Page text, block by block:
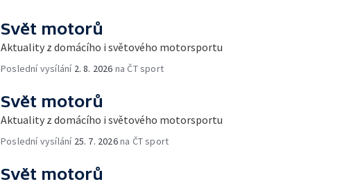
Svět motorů
Aktuality z domácího i světového motorsportu
Poslední vysílání 2. 8. 2026 na ČT sport
Svět motorů
Aktuality z domácího i světového motorsportu
Poslední vysílání 25. 7. 2026na ČT sport
Svět motorů